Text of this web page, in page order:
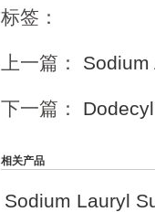
标签：
上一篇： Sodium
下一篇：
相关产品
Sodium Lauryl